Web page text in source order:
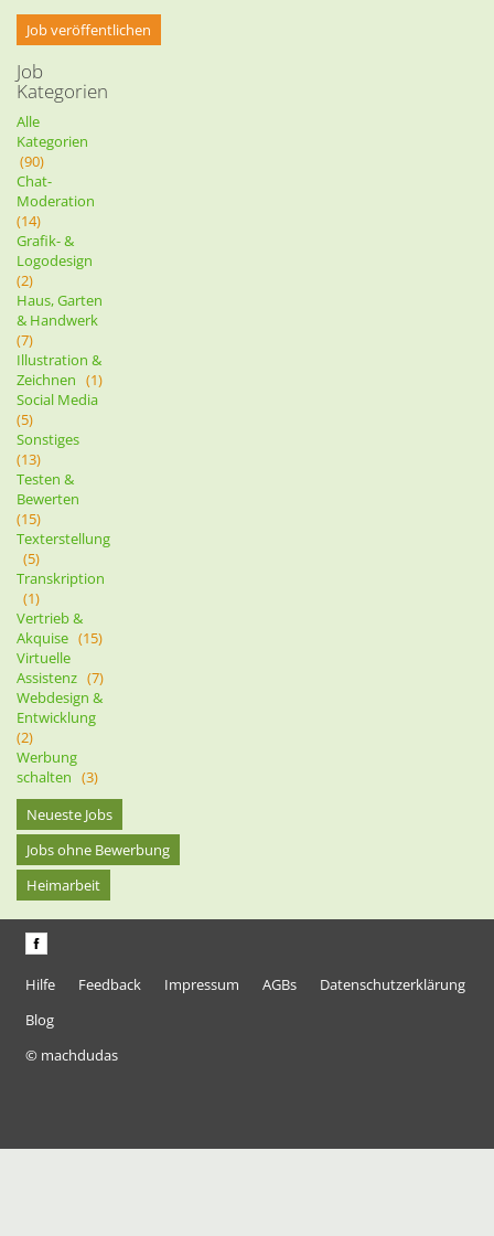
Job veröffentlichen
Job
Kategorien
Alle
Kategorien
(90)
Chat-
Moderation
(14)
Grafik- &
Logodesign
(2)
Haus, Garten
& Handwerk
(7)
Illustration &
Zeichnen (1)
Social Media
(5)
Sonstiges
(13)
Testen &
Bewerten
(15)
Texterstellung
(5)
Transkription
(1)
Vertrieb &
Akquise (15)
Virtuelle
Assistenz (7)
Webdesign &
Entwicklung
(2)
Werbung
schalten (3)
Neueste Jobs
Jobs ohne Bewerbung
Heimarbeit
Hilfe Feedback Impressum AGBs
Datenschutzerklärung
Blog
© machdudas